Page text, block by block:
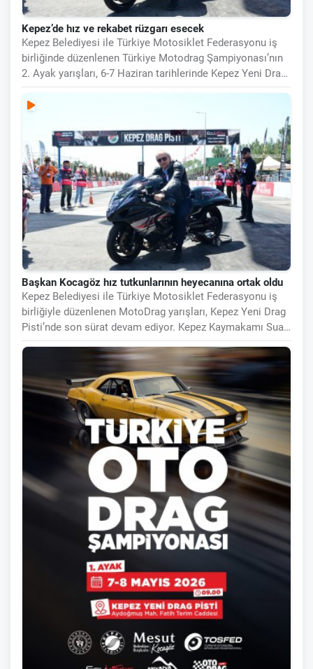
Kepez’de hız ve rekabet rüzgarı esecek
Kepez Belediyesi ile Türkiye Motosiklet Federasyonu iş
birliğinde düzenlenen Türkiye Motodrag Şampiyonası’nın
2. Ayak yarışları, 6-7 Haziran tarihlerinde Kepez Yeni Drag
Pisti’nde
Başkan Kocagöz hız tutkunlarının heyecanına ortak oldu
Kepez Belediyesi ile Türkiye Motosiklet Federasyonu iş
birliğiyle düzenlenen MotoDrag yarışları, Kepez Yeni Drag
Pisti’nde son sürat devam ediyor. Kepez Kaymakamı Suat
Dervişoğlu ve Kepez